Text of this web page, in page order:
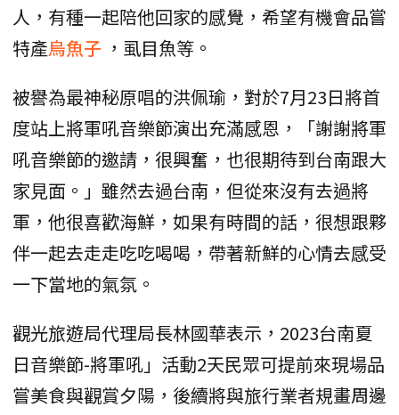
人，有種一起陪他回家的感覺，希望有機會品嘗
特產烏魚子 ，虱目魚等。
被譽為最神秘原唱的洪佩瑜，對於7月23日將首
度站上將軍吼音樂節演出充滿感恩，「謝謝將軍
吼音樂節的邀請，很興奮，也很期待到台南跟大
家見面。」雖然去過台南，但從來沒有去過將
軍，他很喜歡海鮮，如果有時間的話，很想跟夥
伴一起去走走吃吃喝喝，帶著新鮮的心情去感受
一下當地的氣氛。
觀光旅遊局代理局長林國華表示，2023台南夏
日音樂節-將軍吼」活動2天民眾可提前來現場品
嘗美食與觀賞夕陽，後續將與旅行業者規畫周邊